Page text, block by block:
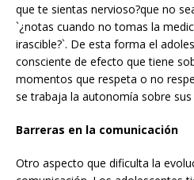
que te sientas nervioso?que no
`¿notas cuando no tomas la
irascible?`. De esta forma el
consciente de efecto que tiene
momentos que respeta o no
se trabaja la autonomía sobre sus
Barreras en la comunicación
Otro aspecto que dificulta la